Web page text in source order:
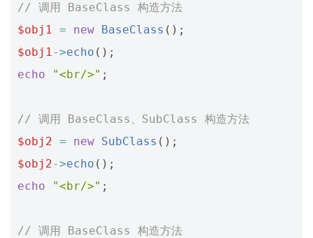
// 调用 BaseClass 构造方法
$obj1 = new BaseClass ();
$obj1->echo ();
echo
"<br/>" ;
// 调用 BaseClass、SubClass 构造方法
$obj2 = new SubClass ();
$obj2->echo ();
echo
"<br/>" ;
// 调用 BaseClass 构造方法